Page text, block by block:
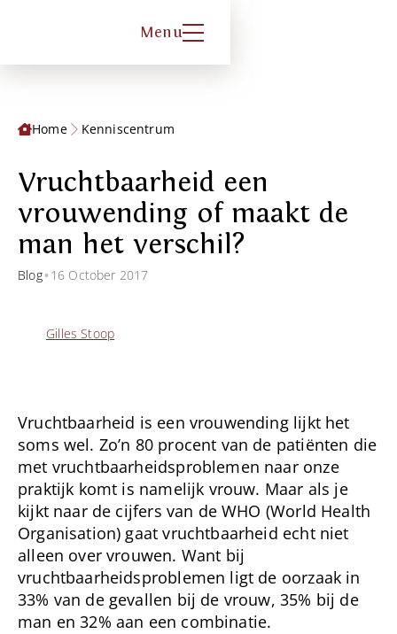
Menu
Home Kenniscentrum
Vruchtbaarheid een
vrouwending of maakt de
man het verschil?
Blog• 16 October 2017
Gilles Stoop
Vruchtbaarheid is een vrouwending lijkt het
soms wel. Zo’n 80 procent van de patiënten die
met vruchtbaarheidsproblemen naar onze
praktijk komt is namelijk vrouw. Maar als je
kijkt naar de cijfers van de WHO (World Health
Organisation) gaat vruchtbaarheid echt niet
alleen over vrouwen. Want bij
vruchtbaarheidsproblemen ligt de oorzaak in
33% van de gevallen bij de vrouw, 35% bij de
man en 32% aan een combinatie.